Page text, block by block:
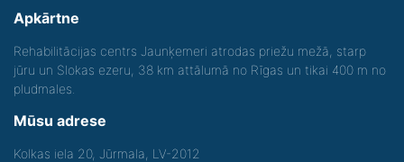
Apkārtne
Rehabilitācijas centrs Jaunķemeri atrodas priežu mežā, starp
jūru un Slokas ezeru, 38 km attālumā no Rīgas un tikai 400 m no
pludmales.
Mūsu adrese
Kolkas iela 20, Jūrmala, LV-2012